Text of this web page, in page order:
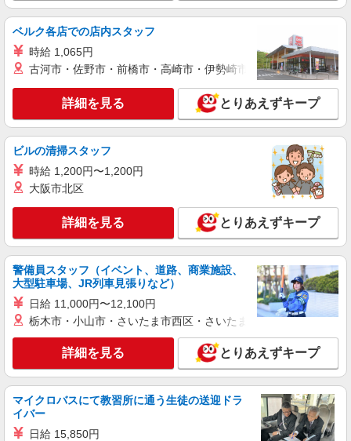
ど）
時給1,200円 ※高校生時給1,075円 ※早朝手当
北海道旭川市緑町23-2161-3
キープ 詳細を見る
アルバイト パート
丸亀製麺旭川店
キッチン・ホールスタッフ
時給1200円〜 ☆22時以降は時給25％UP（深夜
割増有）
北海道旭川市４条通１８－５４６
詳細を見る
アルバイト
丸亀製麺旭川春光店
キッチン・ホールスタッフ
時給1200円〜 ☆22時以降は時給25％UP（深夜
北海道旭川市花咲町５－２２７２－６７
詳細を見る
ベルク各店での店内スタッフ
時給 1,065円
古河市・佐野市・前橋市・高崎市・伊勢崎市・太田市・館林市
詳細を見る とりあえずキープ
ビルの清掃スタッフ
時給 1,200円〜1,200円
大阪市北区
詳細を見る とりあえずキープ
警備員スタッフ（イベント、道路、商業施設、
大型駐車場、JR列車見張りなど）
日給 11,000円〜12,100円
栃木市・小山市・さいたま市西区・さいたま市岩槻区・久喜市・
詳細を見る とりあえずキープ
マイクロバスにて教習所に通う生徒の送迎ドラ
イバー
日給 15,850円